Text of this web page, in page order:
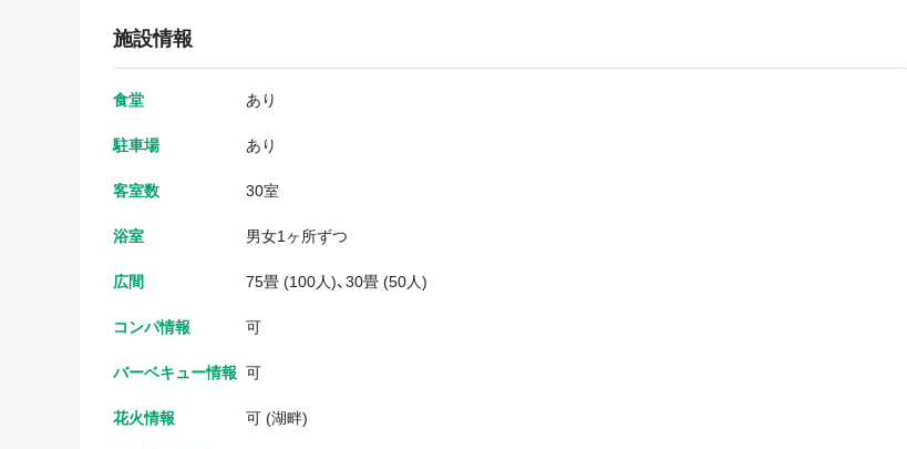
施設情報
食堂 あり
駐車場 あり
客室数 30室
浴室 男女1ヶ所ずつ
広間 75畳 (100人)、30畳 (50人)
コンパ情報 可
バーベキュー情報 可
花火情報 可 (湖畔)